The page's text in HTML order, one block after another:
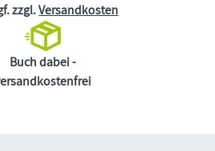
zzgl.Versandkosten
Buch dabei -